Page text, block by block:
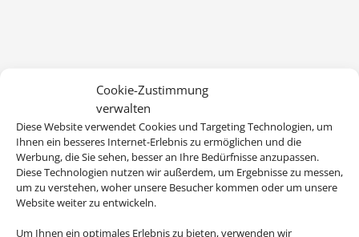
Cookie-Zustimmung
verwalten
Diese Website verwendet Cookies und Targeting Technologien, um
Ihnen ein besseres Internet-Erlebnis zu ermöglichen und die
Werbung, die Sie sehen, besser an Ihre Bedürfnisse anzupassen.
Diese Technologien nutzen wir außerdem, um Ergebnisse zu messen,
um zu verstehen, woher unsere Besucher kommen oder um unsere
Website weiter zu entwickeln.
Um Ihnen ein optimales Erlebnis zu bieten, verwenden wir